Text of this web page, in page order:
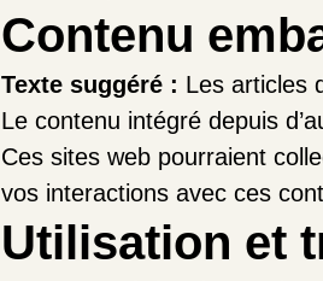
Contenu
Texte suggéré : Les articles
Le contenu intégré depuis
Ces sites web pourraient
vos interactions avec ces
Utilisation et